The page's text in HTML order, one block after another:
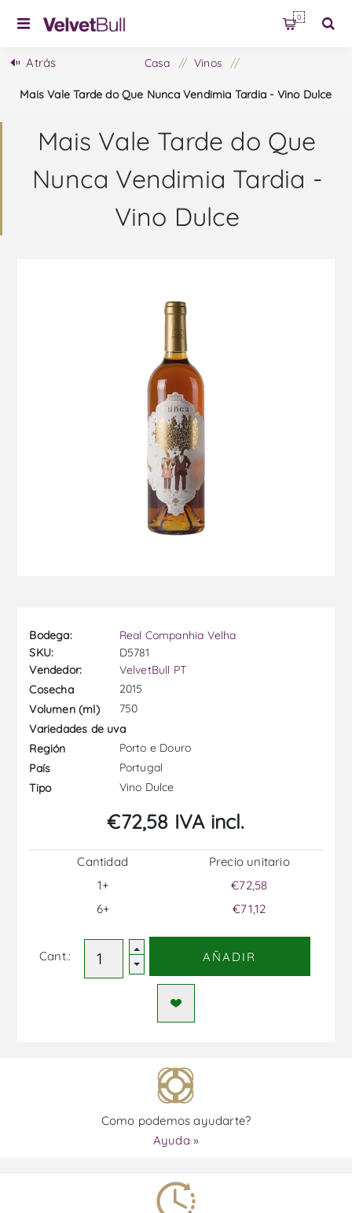
0
Atrás Casa / Vinos /
Mais Vale Tarde do Que Nunca Vendimia Tardia - Vino Dulce
Mais Vale Tarde do Que
Nunca Vendimia Tardia -
Vino Dulce
Bodega:
Real Companhia Velha
SKU:
D5781
Vendedor:
VelvetBull PT
Cosecha
2015
Volumen (ml)
750
Variedades de uva
Región
Porto e Douro
País
Portugal
Tipo
Vino Dulce
€72,58 IVA incl.
Cantidad
1+
6+
Precio unitario
€72,58
€71,12
Cant.: AÑADIR
Como podemos ayudarte?
Ayuda »